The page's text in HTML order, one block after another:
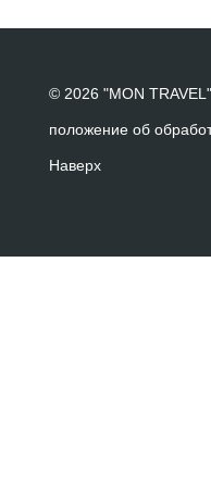
© 2026 "MON
положение об
Наверх